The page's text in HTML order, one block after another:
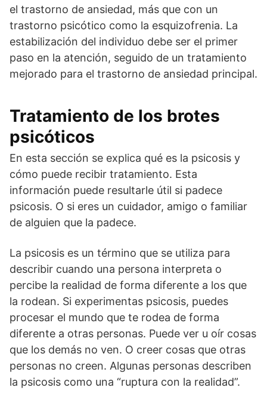
el trastorno de ansiedad, más que con un
trastorno psicótico como la esquizofrenia. La
estabilización del individuo debe ser el primer
paso en la atención, seguido de un tratamiento
mejorado para el trastorno de ansiedad principal.
Tratamiento de los brotes
psicóticos
En esta sección se explica qué es la psicosis y
cómo puede recibir tratamiento. Esta
información puede resultarle útil si padece
psicosis. O si eres un cuidador, amigo o familiar
de alguien que la padece.
La psicosis es un término que se utiliza para
describir cuando una persona interpreta o
percibe la realidad de forma diferente a los que
la rodean. Si experimentas psicosis, puedes
procesar el mundo que te rodea de forma
diferente a otras personas. Puede ver u oír cosas
que los demás no ven. O creer cosas que otras
personas no creen. Algunas personas describen
la psicosis como una “ruptura con la realidad”.